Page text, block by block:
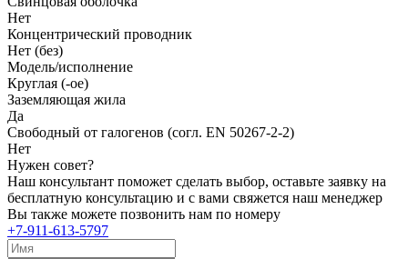
Нет
Концентрический проводник
Нет (без)
Модель/исполнение
Круглая (-ое)
Заземляющая жила
Да
Свободный от галогенов (согл. EN 50267-2-2)
Нет
Нужен совет?
Наш консультант поможет сделать выбор, оставьте заявку на
бесплатную консультацию и с вами свяжется наш менеджер
Вы также можете позвонить нам по номеру
+7-911-613-5797